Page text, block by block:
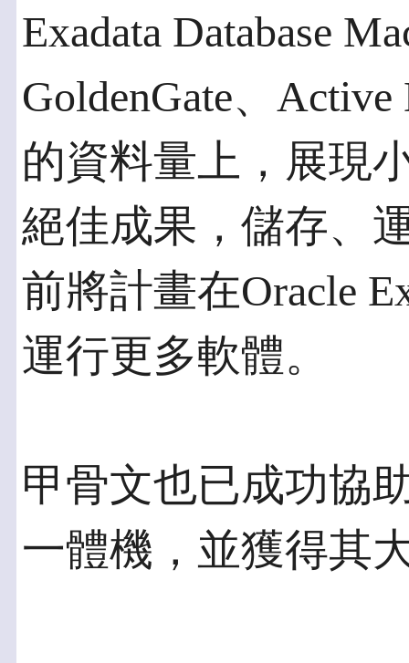
Exadata Database
GoldenGate、
的資料量上，展現
絕佳成果，儲存、
前將計畫在Oracle
運行更多軟體。
甲骨文也已成功協
一體機，並獲得其